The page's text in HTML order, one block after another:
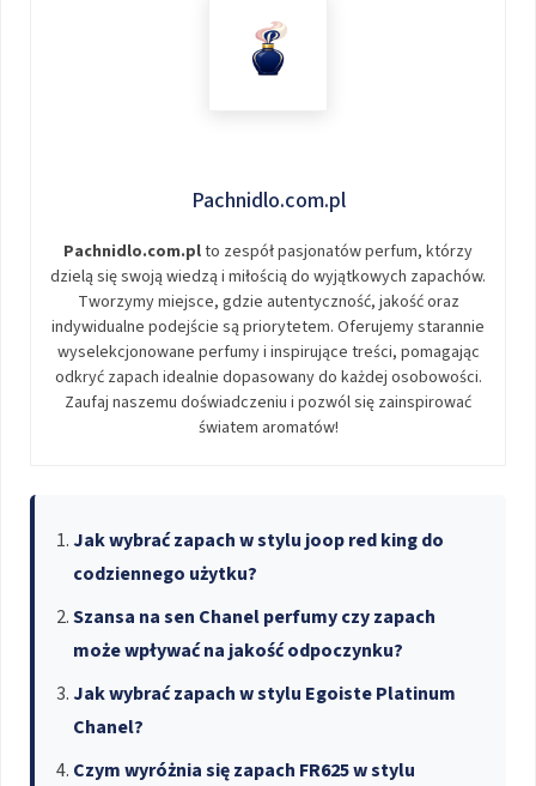
Pachnidlo.com.pl
Pachnidlo.com.plto zespół pasjonatów perfum, którzy
dzielą się swoją wiedzą i miłością do wyjątkowych zapachów.
Tworzymy miejsce, gdzie autentyczność, jakość oraz
indywidualne podejście są priorytetem. Oferujemy starannie
wyselekcjonowane perfumy i inspirujące treści, pomagając
odkryć zapach idealnie dopasowany do każdej osobowości.
Zaufaj naszemu doświadczeniu i pozwól się zainspirować
światem aromatów!
Jak wybrać zapach w stylu joop red king do
codziennego użytku?
Szansa na sen Chanel perfumy czy zapach
może wpływać na jakość odpoczynku?
Jak wybrać zapach w stylu Egoiste Platinum
Chanel?
Czym wyróżnia się zapach FR625 w stylu